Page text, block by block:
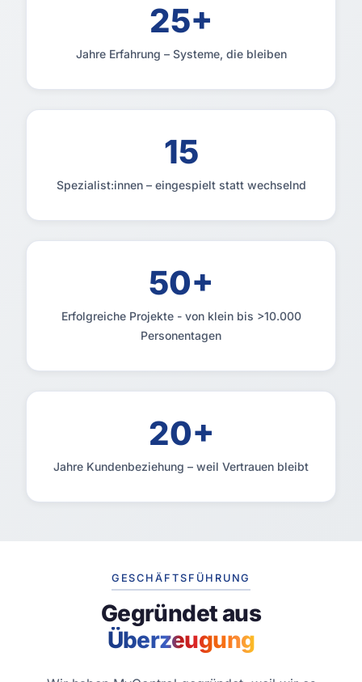
25+
Jahre Erfahrung – Systeme, die bleiben
15
Spezialist:innen – eingespielt statt wechselnd
50+
Erfolgreiche Projekte - von klein bis >10.000
Personentagen
20+
Jahre Kundenbeziehung – weil Vertrauen bleibt
GESCHÄFTSFÜHRUNG
Gegründet aus
Überzeugung